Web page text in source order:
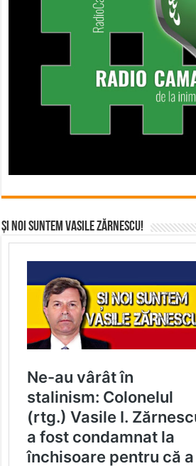
Și noi suntem Vasile Zărnescu!